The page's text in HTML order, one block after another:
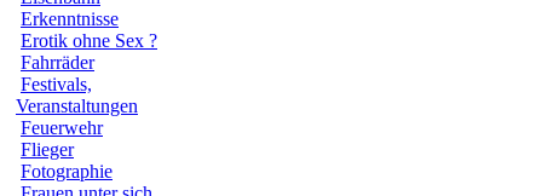
Erkenntnisse
Erotik ohne Sex ?
Fahrräder
Festivals,
Veranstaltungen
Feuerwehr
Flieger
Fotographie